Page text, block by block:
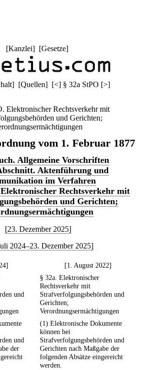
[Kanzlei] [Gesetze]
] [Quellen] [<] § 32a StPO [>]
Elektronischer Rechtsverkehr mit
und Gerichten;
vom 1. Februar 1877
Allgemeine Vorschriften
Aktenführung und
im Verfahren
Rechtsverkehr mit
und Gerichten;
[23. Dezember 2025]
2024–23. Dezember 2025]
[1. August 2022]
und
§ 32a. Elektronischer
Rechtsverkehr mit
Strafverfolgungsbehörden und
Gerichten;
Verordnungsermächtigungen
und
der
(1) Elektronische Dokumente
können bei
Strafverfolgungsbehörden und
Gerichten nach Maßgabe der
folgenden Absätze eingereicht
werden.